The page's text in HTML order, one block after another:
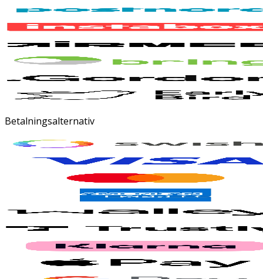
Betalningsalternativ